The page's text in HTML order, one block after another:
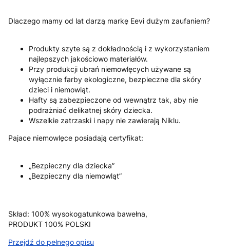
Dlaczego mamy od lat darzą markę Eevi dużym zaufaniem?
Produkty szyte są z dokładnością i z wykorzystaniem
najlepszych jakościowo materiałów.
Przy produkcji ubrań niemowlęcych używane są
wyłącznie farby ekologiczne, bezpieczne dla skóry
dzieci i niemowląt.
Hafty są zabezpieczone od wewnątrz tak, aby nie
podrażniać delikatnej skóry dziecka.
Wszelkie zatrzaski i napy nie zawierają Niklu.
Pajace niemowlęce posiadają certyfikat:
„Bezpieczny dla dziecka”
„Bezpieczny dla niemowląt”
Skład: 100% wysokogatunkowa bawełna,
PRODUKT 100% POLSKI
Przejdź do pełnego opisu